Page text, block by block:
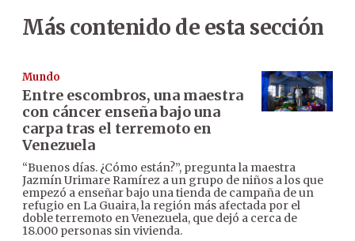
Más contenido de esta sección
Mundo
Entre escombros, una maestra
con cáncer enseña bajo una
carpa tras el terremoto en
Venezuela
“Buenos días. ¿Cómo están?”, pregunta la maestra
Jazmín Urimare Ramírez a un grupo de niños a los que
empezó a enseñar bajo una tienda de campaña de un
refugio en La Guaira, la región más afectada por el
doble terremoto en Venezuela, que dejó a cerca de
18.000 personas sin vivienda.